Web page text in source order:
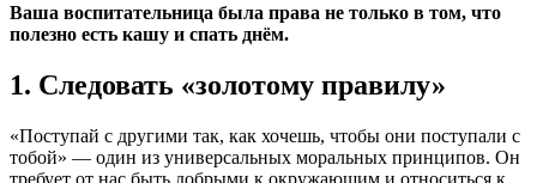
Ваша воспитательница была права не только в том, что
полезно есть кашу и спать днём.
1. Следовать «золотому правилу»
«Поступай с другими так, как хочешь, чтобы они поступали с
тобой» — один из универсальных моральных принципов. Он
требует от нас быть добрыми к окружающим и относиться к